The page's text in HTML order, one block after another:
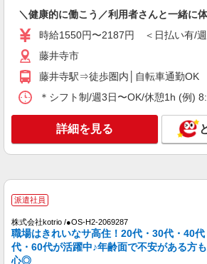
通費全支給(ガソリン代含む
キープ
（株）ウィルオブ・ワークCW 天王寺支店/
時給1500円 ◆
大阪府藤井寺市
派遣社員
株式会社kotrio /●OS-H2-2066876
藤井寺市＊グループホ
＼健康的に働こう／利用者さんと一緒に
時給1550円〜2187円 ＜日払い有/
藤井寺市
藤井寺駅⇒徒歩圏内│自転車通勤OK
＊シフト制/週3日〜OK/休憩1h (例)
詳細を見る
派遣社員
株式会社kotrio /●OS-H2-2069287
職場はきれいなサ高住！20代・30代・40
代・60代が活躍中♪年齢面で不安がある方
心◎